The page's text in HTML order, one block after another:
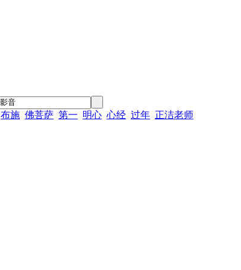
布施 佛菩萨 第一 明心 心经 过年 正洁老师